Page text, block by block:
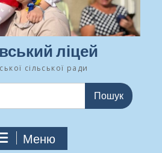
ліцей
сільської ради
Меню